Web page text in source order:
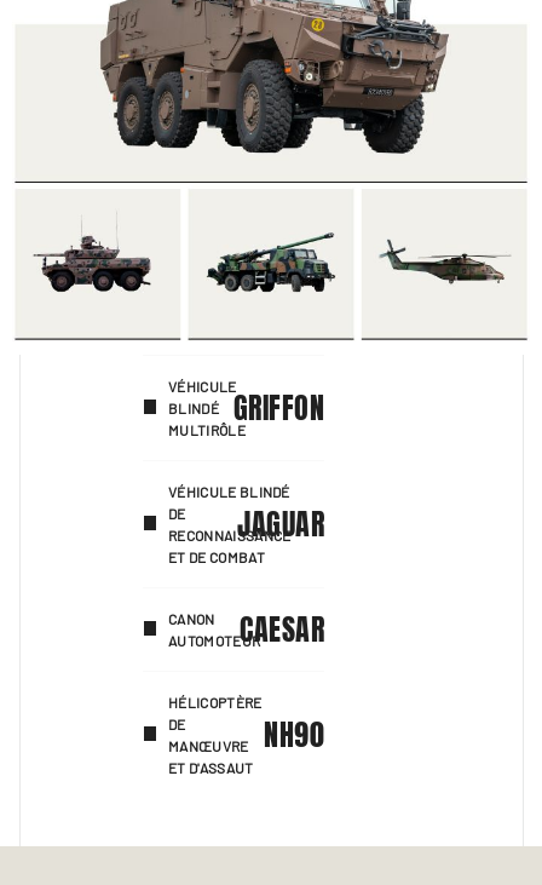
VÉHICULE
BLINDÉ
MULTIRÔLEGRIFFON
VÉHICULE BLINDÉ
DE
RECONNAISSANCE
ET DE COMBAT
JAGUAR
CANON
AUTOMOTEURCAESAR
HÉLICOPTÈRE
DE
MANŒUVRE
ET D'ASSAUT
NH90